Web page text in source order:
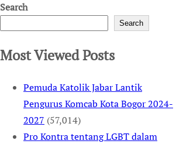
Search
Search
Most Viewed Posts
Pemuda Katolik Jabar Lantik
Pengurus Komcab Kota Bogor 2024-
2027 (57,014)
Pro Kontra tentang LGBT dalam